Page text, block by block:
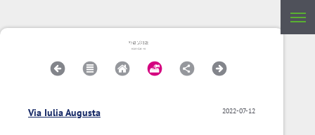
2022-07-12
Via Iulia Augusta